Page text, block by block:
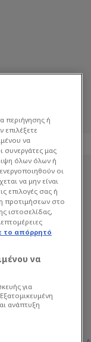
περιήγησης ή
να
συνεργάτες μας
όλων όλων ή
οι
να μην είναι
επιλογές σας ή
προτιμήσεων στο
ιστοσελίδας,
το απόρρητό
να
για
ανάπτυξη